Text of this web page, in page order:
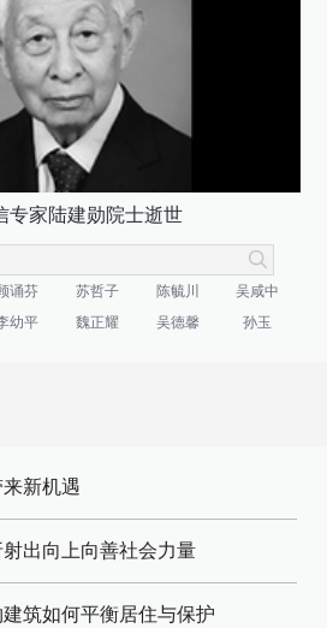
专家陆建勋院士逝世
诵芬 苏哲子 陈毓川
吴咸中
幼平 魏正耀 吴德馨 孙玉
新机遇
出向上向善社会力量
筑如何平衡居住与保护